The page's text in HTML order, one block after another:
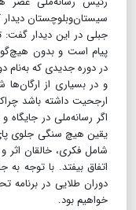
سیستان‌وبلوچستان دیدار
جبلی در این دیدار گفت:
پیام است و بدون
در دوره‌ جدیدی که به‌نام
و در بسیاری از
ارجحیت داشته باشد
اگر رسانه‌ملی در
یقین هیچ سنگی جلوی
شامل فکری، خالقان اثر
اتفاق بیفتد. با توجه به
دوران طلایی در برنامه
خواهیم بود.